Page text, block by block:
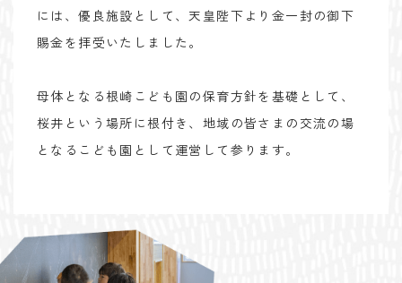
には、優良施設として、天皇陛下より金一封の御下
賜金を拝受いたしました。
母体となる根崎こども園の保育方針を基礎として、
桜井という場所に根付き、地域の皆さまの交流の場
となるこども園として運営して参ります。